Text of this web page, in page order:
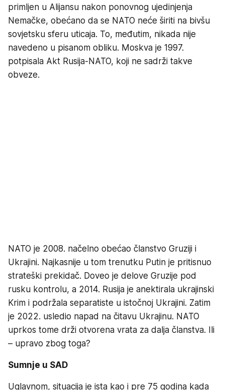
primljen u Alijansu nakon ponovnog ujedinjenja
Nemačke, obećano da se NATO neće širiti na bivšu
sovjetsku sferu uticaja. To, međutim, nikada nije
navedeno u pisanom obliku. Moskva je 1997.
potpisala Akt Rusija-NATO, koji ne sadrži takve
obveze.
NATO je 2008. načelno obećao članstvo Gruziji i
Ukrajini. Najkasnije u tom trenutku Putin je pritisnuo
strateški prekidač. Doveo je delove Gruzije pod
rusku kontrolu, a 2014. Rusija je anektirala ukrajinski
Krim i podržala separatiste u istočnoj Ukrajini. Zatim
je 2022. usledio napad na čitavu Ukrajinu. NATO
uprkos tome drži otvorena vrata za dalja članstva. Ili
– upravo zbog toga?
Sumnje u SAD
Uglavnom, situacija je ista kao i pre 75 godina kada